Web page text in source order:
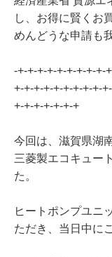
し、お得に賢くお
めんどうな申請も
-+-+-+-+-+-+-+-+-+-
+-+-+-+-+-+-+-+-+-
+-+-+-+-+-+-+
今回は、滋賀県湖
三菱製エコキュー
た。
ヒートポンプユニ
ただき、当日中に